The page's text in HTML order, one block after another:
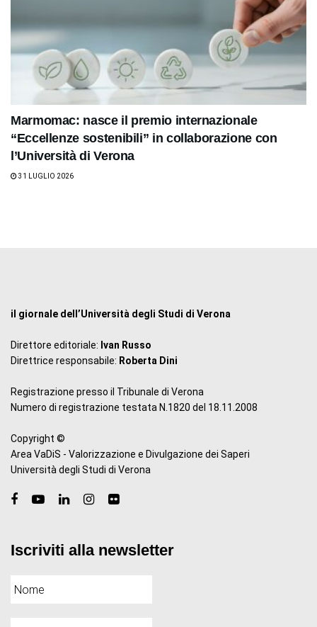
Marmomac: nasce il premio internazionale
“Eccellenze sostenibili” in collaborazione con
l’Università di Verona
31 LUGLIO 2026
il giornale dell’Università degli Studi di Verona
Direttore editoriale: Ivan Russo
Direttrice responsabile: Roberta Dini
Registrazione presso il Tribunale di Verona
Numero di registrazione testata N.1820 del 18.11.2008
Copyright ©
Area VaDiS - Valorizzazione e Divulgazione dei Saperi
Università degli Studi di Verona
Iscriviti alla newsletter